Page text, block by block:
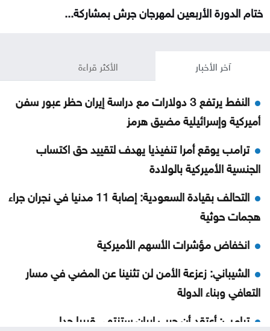
ختام الدورة الأربعين لمهرجان جرش بمشاركة...
آخر الأخبار الأكثر قراءة
النفط يرتفع 3 دولارات مع دراسة إيران حظر عبور سفن
أميركية وإسرائيلية مضيق هرمز
ترامب يوقع أمرا تنفيذيا يهدف لتقييد حق اكتساب
الجنسية الأميركية بالولادة
التحالف بقيادة السعودية: إصابة 11 مدنيا في نجران جراء
هجمات حوثية
انخفاض مؤشرات الأسهم الأميركية
الشيباني: زعزعة الأمن لن تثنينا عن المضي في مسار
التعافي وبناء الدولة
ترامب: أعتقد أن حرب إيران ستنتهي قريبا جدا